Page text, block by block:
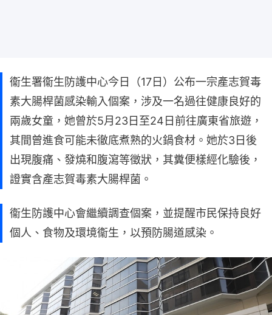
衞生署衞生防護中心今日（17日）公布一宗產志賀毒
素大腸桿菌感染輸入個案，涉及一名過往健康良好的
兩歲女童，她曾於5月23日至24日前往廣東省旅遊，
其間曾進食可能未徹底煮熟的火鍋食材。她於3日後
出現腹痛、發燒和腹瀉等徵狀，其糞便樣經化驗後，
證實含產志賀毒素大腸桿菌。
衞生防護中心會繼續調查個案，並提醒市民保持良好
個人、食物及環境衞生，以預防腸道感染。